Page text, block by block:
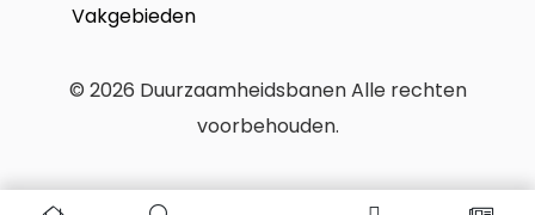
Vakgebieden
© 2026 Duurzaamheidsbanen Alle rechten
voorbehouden.